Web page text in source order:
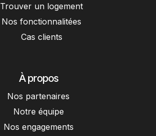
Trouver un logement
Nos fonctionnalitées
Cas clients
À propos
Nos partenaires
Notre équipe
Nos engagements